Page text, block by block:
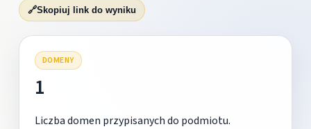
🔗Skopiuj link do wyniku
DOMENY
1
Liczba domen przypisanych do podmiotu.